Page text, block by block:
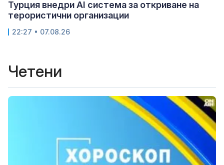
Турция внедри AI система за откриване на
терористични организации
22:27 • 07.08.26
Четени